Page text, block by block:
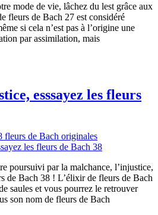
mode de vie, lâchez du lest grâce aux
fleurs de Bach 27 est considéré
si cela n’est pas à l’origine une
par assimilation, mais
esssayez les fleurs
fleurs de Bach originales
poursuivi par la malchance, l’injustice,
de Bach 38 ! L’élixir de fleurs de Bach
saules et vous pourrez le retrouver
son nom de fleurs de Bach